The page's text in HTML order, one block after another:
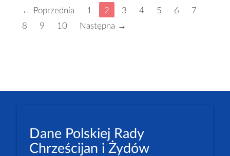
← Poprzednia 1 2 3 4 5 6
7
8
9 10 Następna →
Dane Polskiej Rady
Chrześcijan i Żydów